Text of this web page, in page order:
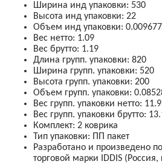
Ширина инд упаковки: 530
Высота инд упаковки: 22
Объем инд упаковки:
Вес нетто: 1.09
Вес брутто: 1.19
Длина групп. упаковки: 820
Ширина групп. упаковки: 520
Высота групп. упаковки: 200
Объем групп. упаковки:
Вес групп. упаковки нетто:
Вес групп. упаковки брутто:
Комплект: 2 коврика
Тип упаковки: ПП пакет
Разработано и произведено
торговой марки IDDIS (Россия,